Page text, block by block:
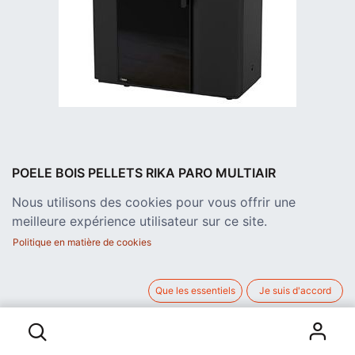
POELE BOIS PELLETS RIKA PARO MULTIAIR
Poêle mixte bois et granulés de bois avec manteau en acier noir
+ couverture de raccordement du conduit de fumée à l'arrière
E17012 + E17010, modèle "multiair" E17011 canalisable avec 2
7.707,00€
hors TVA
Nous utilisons des cookies pour vous offrir une
meilleure expérience utilisateur sur ce site.
Politique en matière de cookies
Que les essentiels Je suis d'accord